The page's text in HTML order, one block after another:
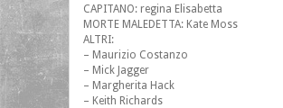
CAPITANO: regina Elisabetta
MORTE MALEDETTA: Kate Moss
ALTRI:
– Maurizio Costanzo
– Mick Jagger
– Margherita Hack
– Keith Richards